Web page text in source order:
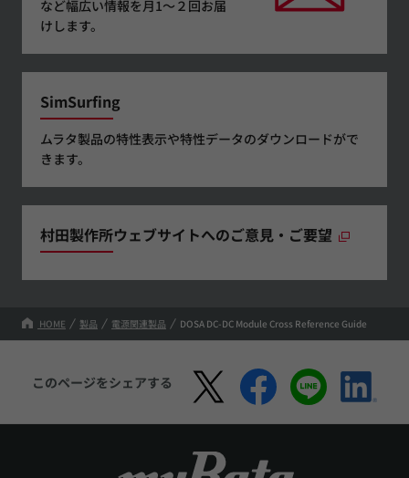
など幅広い情報を月1～２回お届
けします。
SimSurfing
ムラタ製品の特性表示や特性データのダウンロードがで
きます。
村田製作所ウェブサイトへのご意見・ご要望
HOME 製品 電源関連製品 DOSA DC-DC Module Cross Reference Guide
このページをシェアする